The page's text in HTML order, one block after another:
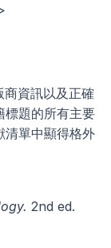
資訊以及正確
標題的所有主要
清單中顯得格外
2nd ed.